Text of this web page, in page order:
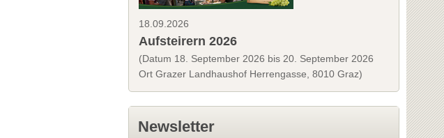
18.09.2026
Aufsteirern 2026
(Datum 18. September 2026 bis 20. September 2026
Ort Grazer Landhaushof Herrengasse, 8010 Graz)
Newsletter